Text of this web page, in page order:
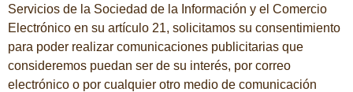
Servicios de la Sociedad de la Información y el Comercio
Electrónico en su artículo 21, solicitamos su consentimiento
para poder realizar comunicaciones publicitarias que
consideremos puedan ser de su interés, por correo
electrónico o por cualquier otro medio de comunicación